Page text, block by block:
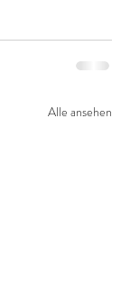
Alle ansehen